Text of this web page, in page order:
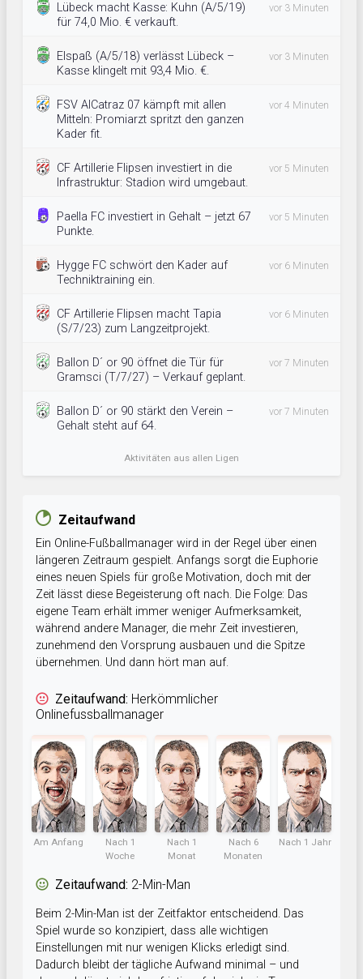
Lübeck macht Kasse: Kuhn (A/5/19)
für 74,0 Mio. € verkauft.
vor 3 Minuten
Elspaß (A/5/18) verlässt Lübeck –
Kasse klingelt mit 93,4 Mio. €.
vor 3 Minuten
FSV AlCatraz 07 kämpft mit allen
Mitteln: Promiarzt spritzt den ganzen
Kader fit.
vor 4 Minuten
CF Artillerie Flipsen investiert in die
Infrastruktur: Stadion wird umgebaut.
vor 5 Minuten
Paella FC investiert in Gehalt – jetzt 67
Punkte.
vor 5 Minuten
Hygge FC schwört den Kader auf
Techniktraining ein.
vor 6 Minuten
CF Artillerie Flipsen macht Tapia
(S/7/23) zum Langzeitprojekt.
vor 6 Minuten
Ballon D´ or 90 öffnet die Tür für
Gramsci (T/7/27) – Verkauf geplant.
vor 7 Minuten
Ballon D´ or 90 stärkt den Verein –
Gehalt steht auf 64.
vor 7 Minuten
Aktivitäten aus allen Ligen
Zeitaufwand
Ein Online-Fußballmanager wird in der Regel über einen
längeren Zeitraum gespielt. Anfangs sorgt die Euphorie
eines neuen Spiels für große Motivation, doch mit der
Zeit lässt diese Begeisterung oft nach. Die Folge: Das
eigene Team erhält immer weniger Aufmerksamkeit,
während andere Manager, die mehr Zeit investieren,
zunehmend den Vorsprung ausbauen und die Spitze
übernehmen. Und dann hört man auf.
Zeitaufwand: Herkömmlicher
Onlinefussballmanager
Am Anfang
Nach 1
Woche
Nach 1
Monat
Nach 6
Monaten
Nach 1 Jahr
Zeitaufwand: 2-Min-Man
Beim 2-Min-Man ist der Zeitfaktor entscheidend. Das
Spiel wurde so konzipiert, dass alle wichtigen
Einstellungen mit nur wenigen Klicks erledigt sind.
Dadurch bleibt der tägliche Aufwand minimal – und